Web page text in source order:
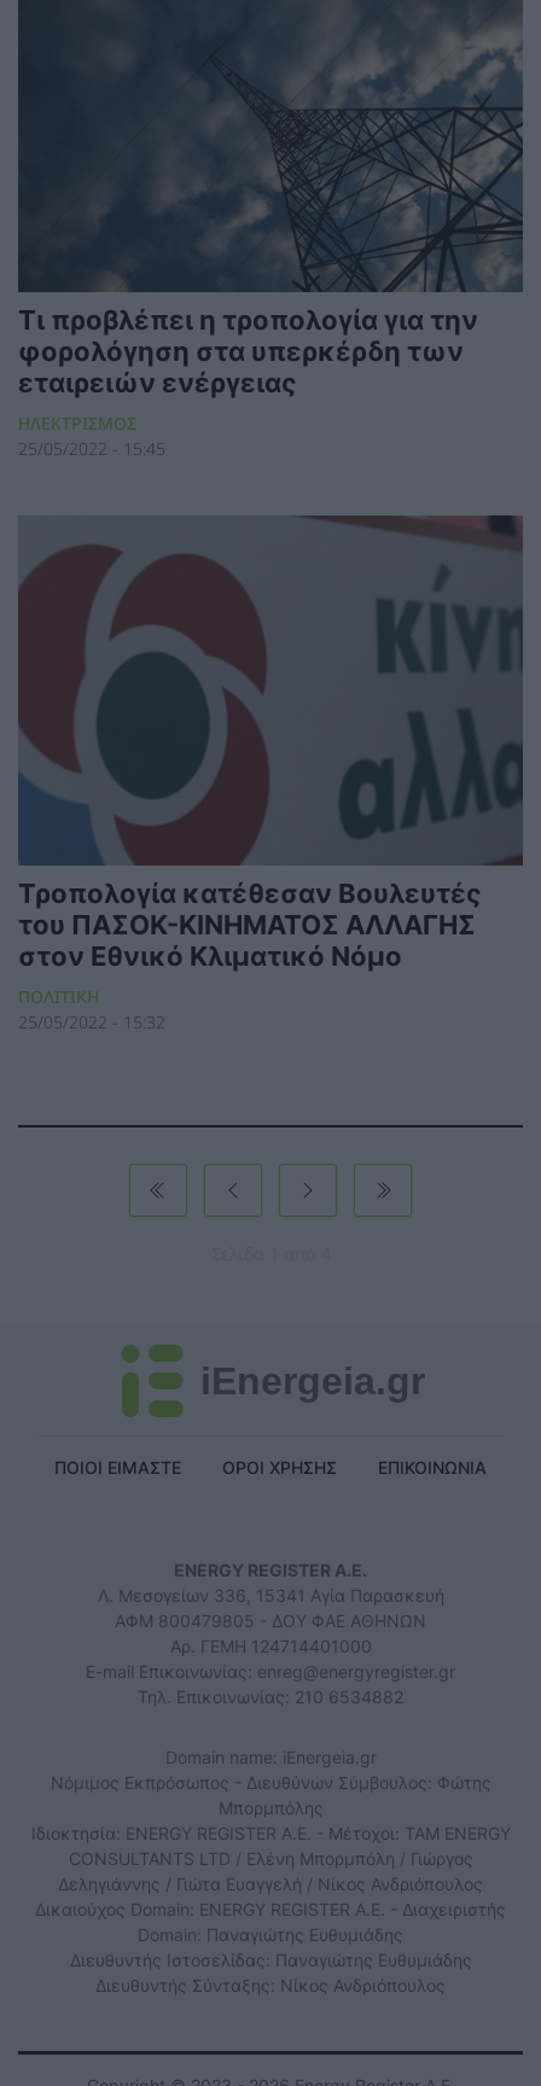
Τι προβλέπει η τροπολογία για την
φορολόγηση στα υπερκέρδη των
εταιρειών ενέργειας
ΗΛΕΚΤΡΙΣΜΟΣ
25/05/2022 - 15:45
Τροπολογία κατέθεσαν Βουλευτές
του ΠΑΣΟΚ-ΚΙΝΗΜΑΤΟΣ ΑΛΛΑΓΗΣ
στον Εθνικό Κλιματικό Νόμο
ΠΟΛΙΤΙΚΗ
25/05/2022 - 15:32
iEnergeia.gr
ΠΟΙΟΙ ΕΙΜΑΣΤΕ ΟΡΟΙ ΧΡΗΣΗΣ ΕΠΙΚΟΙΝΩΝΙΑ
ENERGY REGISTER Α.Ε.
Λ. Μεσογείων 336, 15341 Αγία Παρασκευή
ΑΦΜ 800479805 - ΔΟΥ ΦΑΕ ΑΘΗΝΩΝ
Αρ. ΓΕΜΗ 124714401000
E-mail Επικοινωνίας: enreg@energyregister.gr
Τηλ. Επικοινωνίας: 210 6534882
Domain name: iEnergeia.gr
Νόμιμος Εκπρόσωπος - Διευθύνων Σύμβουλος: Φώτης
Μπορμπόλης
Ιδιοκτησία: ENERGY REGISTER Α.Ε. - Μέτοχοι: TAM ENERGY
CONSULTANTS LTD / Ελένη Μπορμπόλη / Γιώργος
Δεληγιάννης / Γιώτα Ευαγγελή / Νίκος Ανδριόπουλος
Δικαιούχος Domain: ENERGY REGISTER Α.Ε. - Διαχειριστής
Domain: Παναγιώτης Ευθυμιάδης
Διευθυντής Ιστοσελίδας: Παναγιώτης Ευθυμιάδης
Διευθυντής Σύνταξης: Νίκος Ανδριόπουλος